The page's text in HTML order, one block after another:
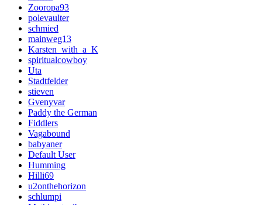
Zooropa93
polevaulter
schmied
mainweg13
Karsten_with_a_K
spiritualcowboy
Uta
Stadtfelder
stieven
Gvenyvar
Paddy the German
Fiddlers
Vagabound
babyaner
Default User
Humming
Hilli69
u2onthehorizon
schlumpi